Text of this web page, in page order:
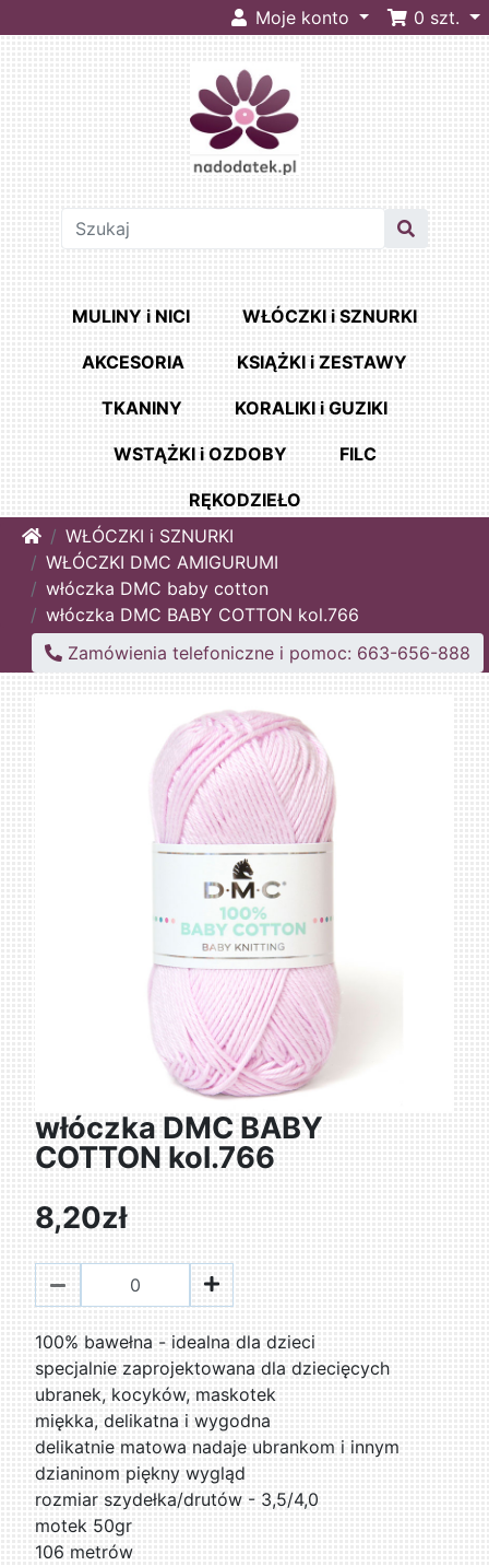
Moje konto 0 szt.
MULINY i NICI WŁÓCZKI i SZNURKI
AKCESORIA KSIĄŻKI i ZESTAWY
TKANINY KORALIKI i GUZIKI
WSTĄŻKI i OZDOBY FILC
RĘKODZIEŁO
HomeWŁÓCZKI i SZNURKI
WŁÓCZKI DMC AMIGURUMI
włóczka DMC baby cotton
włóczka DMC BABY COTTON kol.766
Zamówienia telefoniczne i pomoc: 663-656-888
włóczka DMC BABY
COTTON kol.766
8,20zł
100% bawełna - idealna dla dzieci
specjalnie zaprojektowana dla dziecięcych
ubranek, kocyków, maskotek
miękka, delikatna i wygodna
delikatnie matowa nadaje ubrankom i innym
dzianinom piękny wygląd
rozmiar szydełka/drutów - 3,5/4,0
motek 50gr
106 metrów